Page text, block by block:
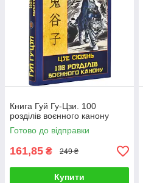
Книга Гуй Гу-Цзи. 100
розділів воєнного канону
Готово до відправки
161,85 ₴ 249 ₴
Купити